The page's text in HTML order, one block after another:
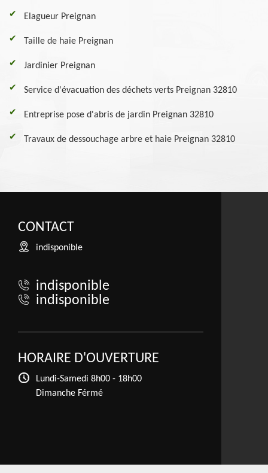
Elagueur Preignan
Taille de haie Preignan
Jardinier Preignan
Service d'évacuation des déchets verts Preignan 32810
Entreprise pose d'abris de jardin Preignan 32810
Travaux de dessouchage arbre et haie Preignan 32810
CONTACT
indisponible
indisponible
indisponible
HORAIRE D'OUVERTURE
Lundi-Samedi 8h00 - 18h00
Dimanche Férmé